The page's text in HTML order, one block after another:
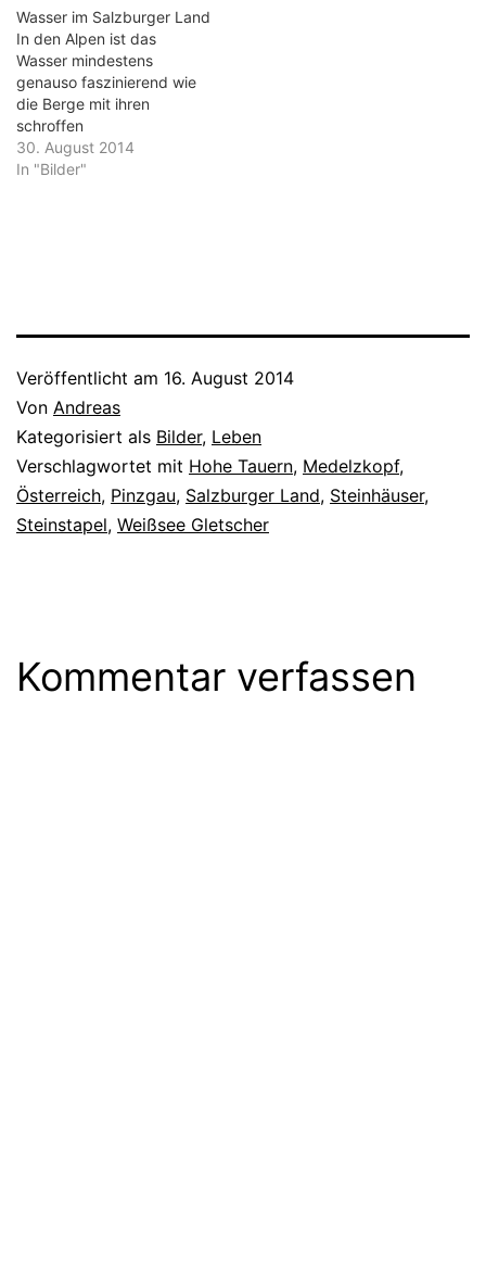
Stand auf einem Volksfest.
Dutzende ovale Täfelchen
werden angeboten.
Darunter Tafeln für den
ewiggestrigen Ossi und -
noch schlimmer…
Wasser im Salzburger Land
In den Alpen ist das
Wasser mindestens
genauso faszinierend wie
die Berge mit ihren
schroffen
Gesteinsormationen. Vom
Schmelzwasser am
Flüssen zu werden. Davor
30. August 2014
In "Bilder"
Veröffentlicht am 16. August 2014
Von Andreas
Kategorisiert als Bilder, Leben
Verschlagwortet mit Hohe Tauern, Medelzkopf,
Österreich, Pinzgau, Salzburger Land, Steinhäuser,
Steinstapel, Weißsee Gletscher
Kommentar verfassen